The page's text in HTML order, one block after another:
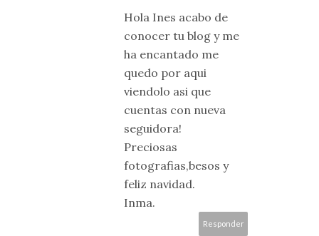
Hola Ines acabo de
conocer tu blog y me
ha encantado me
quedo por aqui
viendolo asi que
cuentas con nueva
seguidora!
Preciosas
fotografias,besos y
feliz navidad.
Inma.
Responder